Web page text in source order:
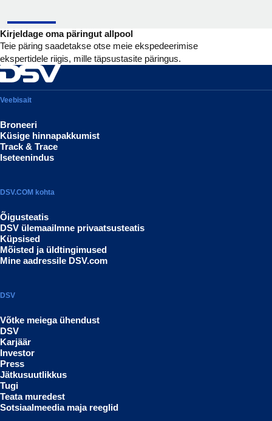
Kirjeldage oma päringut allpool
Teie päring saadetakse otse meie ekspedeerimise
ekspertidele riigis, mille täpsustasite päringus.
Veebisait
Broneeri
Küsige hinnapakkumist
Track & Trace
Iseteenindus
DSV.COM kohta
Õigusteatis
DSV ülemaailmne privaatsusteatis
Küpsised
Mõisted ja üldtingimused
Mine aadressile DSV.com
DSV
Võtke meiega ühendust
DSV
Karjäär
Investor
Press
Jätkusuutlikkus
Tugi
Teata muredest
Sotsiaalmeedia maja reeglid